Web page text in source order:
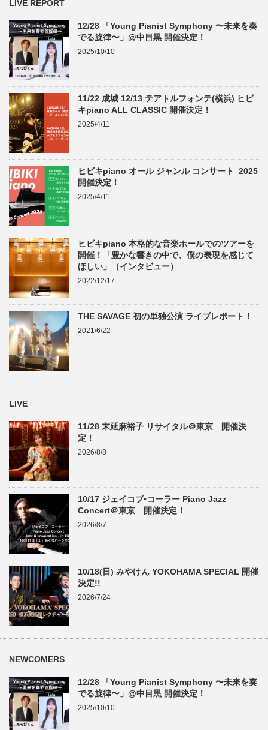
LIVE REPORT
12/28 「Young Pianist Symphony 〜未来を奏
でる旋律〜」@中目黒 開催決定！
2025/10/10
11/22 成城 12/13 テアトルフォンテ(横浜) ヒビ
キpiano ALL CLASSIC 開催決定！
2025/4/11
ヒビキpiano オール ジャンル コンサート 2025
開催決定！
2025/4/11
ヒビキpiano 本格的な音楽ホールでのツアーを
開催！「豊かな響きの中で、僕の表現を感じて
ほしい」（インタビュー）
2022/12/17
THE SAVAGE 初の単独公演 ライブレポート！
2021/6/22
LIVE
11/28 末延麻裕子 リサイタル＠東京 開催決
定！
2026/8/8
10/17 ジェイコブ•コーラー Piano Jazz
Concert＠東京 開催決定！
2026/8/7
10/18(日) みやけん YOKOHAMA SPECIAL 開催
決定!!
2026/7/24
NEWCOMERS
12/28 「Young Pianist Symphony 〜未来を奏
でる旋律〜」@中目黒 開催決定！
2025/10/10